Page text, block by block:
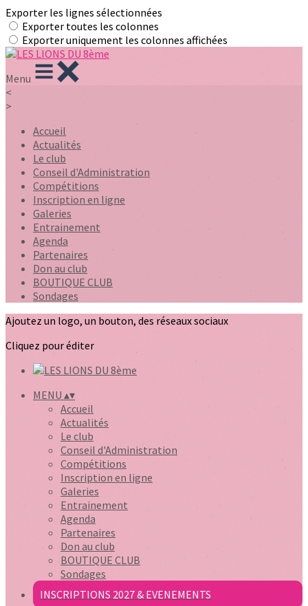
Exporter les lignes sélectionnées
Exporter toutes les colonnes
Exporter uniquement les colonnes affichées
Menu
<
>
Accueil
Actualités
Le club
Conseil d'Administration
Compétitions
Inscription en ligne
Galeries
Entrainement
Agenda
Partenaires
Don au club
BOUTIQUE CLUB
Sondages
Ajoutez un logo, un bouton, des réseaux sociaux
Cliquez pour éditer
MENU▴▾
Accueil
Actualités
Le club
Conseil d'Administration
Compétitions
Inscription en ligne
Galeries
Entrainement
Agenda
Partenaires
Don au club
BOUTIQUE CLUB
Sondages
INSCRIPTIONS 2027 & EVENEMENTS